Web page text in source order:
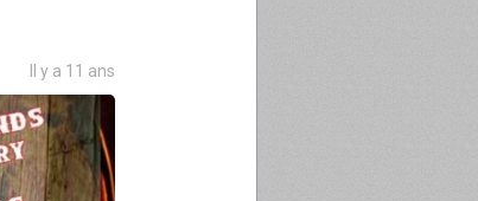
Il y a 11 ans